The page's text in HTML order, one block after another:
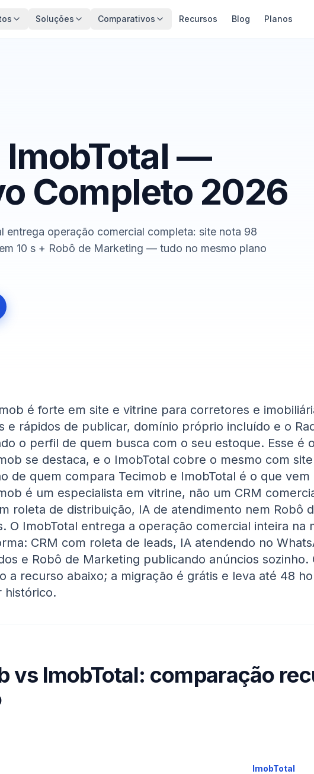
Soluções Comparativos Recursos Blog Planos
ImobTotal —
Completo 2026
entrega operação comercial completa: site nota 98
10 s + Robô de Marketing — tudo no mesmo plano
é forte em site e vitrine para corretores e
e rápidos de publicar, domínio próprio incluído e o
o perfil de quem busca com o seu estoque. Esse é
se destaca, e o ImobTotal cobre o mesmo com
de quem compara Tecimob e ImobTotal é o que vem
é um especialista em vitrine, não um CRM
roleta de distribuição, IA de atendimento nem Robô
O ImobTotal entrega a operação comercial inteira na
CRM com roleta de leads, IA atendendo no
e Robô de Marketing publicando anúncios sozinho.
a recurso abaixo; a migração é grátis e leva até 48
histórico.
vs ImobTotal: comparação
ImobTotal